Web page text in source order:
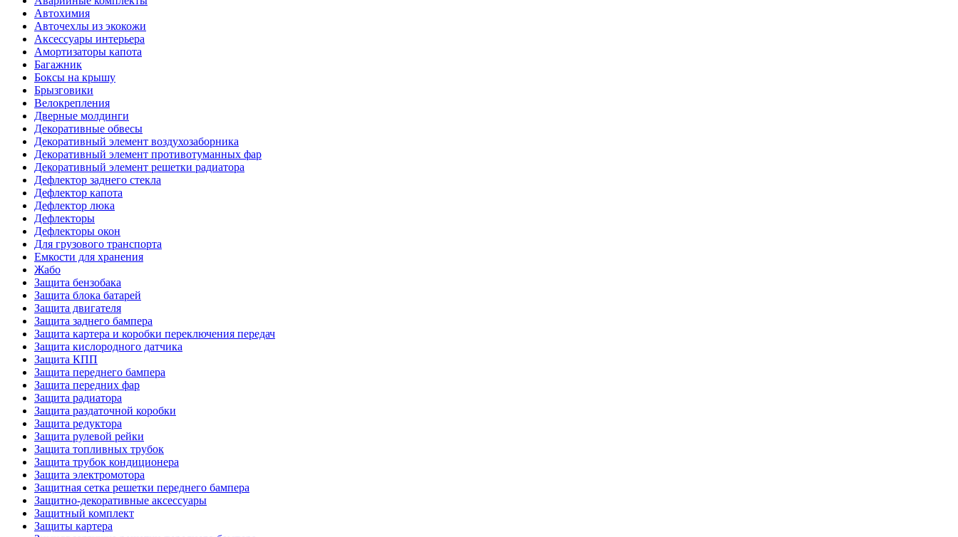
Автохимия
Авточехлы из экокожи
Аксессуары интерьера
Амортизаторы капота
Багажник
Боксы на крышу
Брызговики
Велокрепления
Дверные молдинги
Декоративные обвесы
Декоративный элемент воздухозаборника
Декоративный элемент противотуманных фар
Декоративный элемент решетки радиатора
Дефлектор заднего стекла
Дефлектор капота
Дефлектор люка
Дефлекторы
Дефлекторы окон
Для грузового транспорта
Емкости для хранения
Жабо
Защита бензобака
Защита блока батарей
Защита двигателя
Защита заднего бампера
Защита картера и коробки переключения передач
Защита кислородного датчика
Защита КПП
Защита переднего бампера
Защита передних фар
Защита радиатора
Защита раздаточной коробки
Защита редуктора
Защита рулевой рейки
Защита топливных трубок
Защита трубок кондиционера
Защита электромотора
Защитная сетка решетки переднего бампера
Защитно-декоративные аксессуары
Защитный комплект
Защиты картера